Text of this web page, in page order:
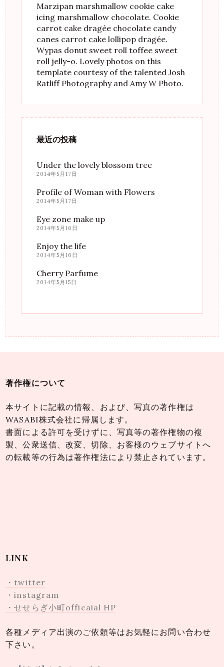
Marzipan marshmallow cookie cake
icing marshmallow chocolate. Cookie
carrot cake dragée chocolate candy
canes carrot cake lollipop dragée.
Wypas donut sweet roll toffee sweet
roll jelly-o. Lovely photos on this
template courtesy of the talented Josh
Ratliff Photography and Amy W Photo.
最近の投稿
Under the lovely blossom tree
2014年5月17日
Profile of Woman with Flowers
2014年5月17日
Eye zone make up
2014年5月16日
Enjoy the life
2014年5月16日
Cherry Parfume
2014年5月15日
著作権について
本サイトに記載の情報、および、写真の著作権は
WASABI株式会社に帰属します。
書面による許可を受けずに、写真等の著作権物の複
製、公衆送信、改変、切除、お客様のウェブサイトへ
の転載等の行為は著作権法により禁止されています。
LINK
・twitter
・instagram
・せせらぎ小町officaial HP
各種メディア出演のご依頼等はお気軽にお問い合わせ
下さい。